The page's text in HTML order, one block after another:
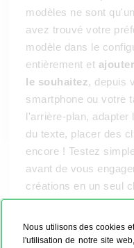
Nous utilisons des cookies
l'utilisation de notre site
modèles ne sont
avez trouvé votre
modèle dans le
entièrement et
le souhaitez, depuis
smartphone ou votre
l'arrière-plan, adapter
du texte, placer des
encore ! Testez
avant de vous
créations en un seul
qui vous permet
À la fin, il ne vous
pêle-mêle et le